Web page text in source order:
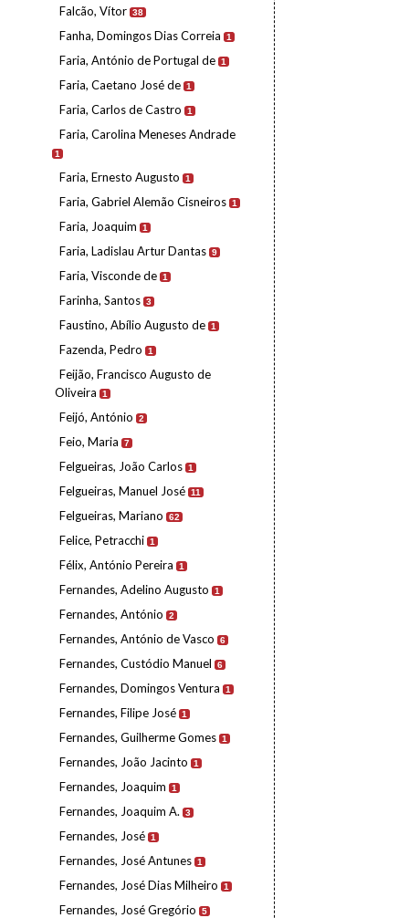
Falcão, Vítor 38
Fanha, Domingos Dias Correia 1
Faria, António de Portugal de 1
Faria, Caetano José de 1
Faria, Carlos de Castro 1
Faria, Carolina Meneses Andrade
1
Faria, Ernesto Augusto 1
Faria, Gabriel Alemão Cisneiros 1
Faria, Joaquim 1
Faria, Ladislau Artur Dantas 9
Faria, Visconde de 1
Farinha, Santos 3
Faustino, Abílio Augusto de 1
Fazenda, Pedro 1
Feijão, Francisco Augusto de
Oliveira
1
Feijó, António 2
Feio, Maria 7
Felgueiras, João Carlos 1
Felgueiras, Manuel José 11
Felgueiras, Mariano 62
Felice, Petracchi 1
Félix, António Pereira 1
Fernandes, Adelino Augusto 1
Fernandes, António 2
Fernandes, António de Vasco 6
Fernandes, Custódio Manuel 6
Fernandes, Domingos Ventura 1
Fernandes, Filipe José 1
Fernandes, Guilherme Gomes 1
Fernandes, João Jacinto 1
Fernandes, Joaquim 1
Fernandes, Joaquim A. 3
Fernandes, José 1
Fernandes, José Antunes 1
Fernandes, José Dias Milheiro 1
Fernandes, José Gregório 5